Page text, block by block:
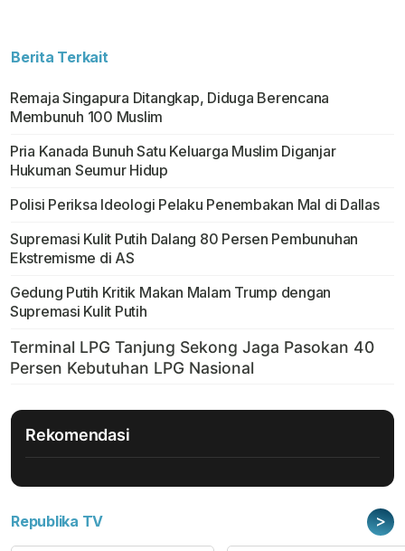
Berita Terkait
Remaja Singapura Ditangkap, Diduga Berencana
Membunuh 100 Muslim
Pria Kanada Bunuh Satu Keluarga Muslim Diganjar
Hukuman Seumur Hidup
Polisi Periksa Ideologi Pelaku Penembakan Mal di Dallas
Supremasi Kulit Putih Dalang 80 Persen Pembunuhan
Ekstremisme di AS
Gedung Putih Kritik Makan Malam Trump dengan
Supremasi Kulit Putih
Rekomendasi
Republika TV >